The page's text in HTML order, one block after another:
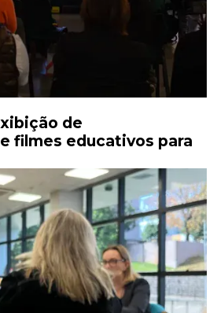
de
filmes educativos para